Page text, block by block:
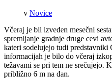
v Novice
Včeraj je bil izveden mesečni
spremljanje gradnje druge cevi
kateri sodelujejo tudi predstavniki
informacijah je bilo do včeraj
težavami se pri tem ne srečujejo.
približno 6 m na dan.